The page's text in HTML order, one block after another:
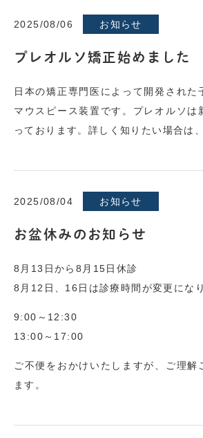
2025/08/06 お知らせ
プレオルソ矯正始めました
日本の矯正専門医によって開発された
マウスピース装置です。プレオルソは
っております。詳しく知りたい場合は
2025/08/04 お知らせ
お盆休みのお知らせ
8月13日から8月15日休診
8月12日、16日は診療時間が変更になり
9:00～12:30
13:00～17:00
ご不便をおかけいたしますが、ご理解
ます。